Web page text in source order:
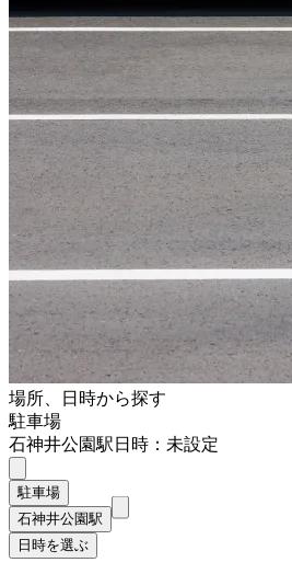
場所、日時から探す
駐車場
石神井公園駅日時：未設定
駐車場
石神井公園駅
日時を選ぶ